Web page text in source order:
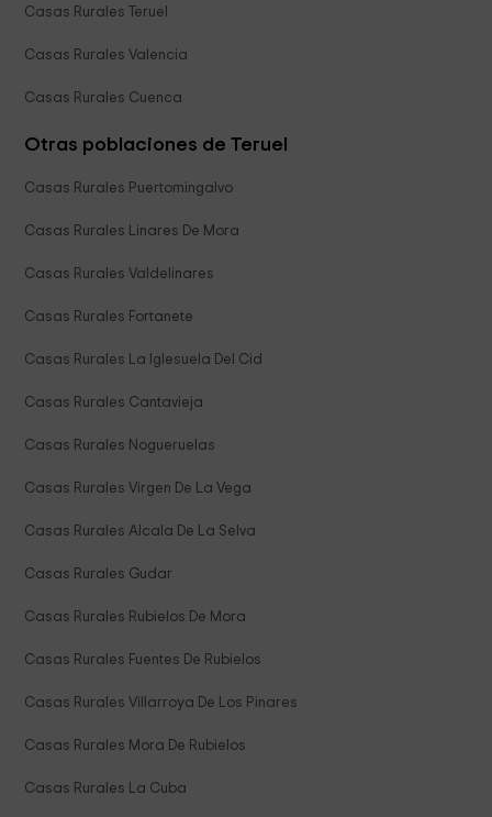
Casas Rurales Teruel
Casas Rurales Valencia
Casas Rurales Cuenca
Otras poblaciones de Teruel
Casas Rurales Puertomingalvo
Casas Rurales Linares De Mora
Casas Rurales Valdelinares
Casas Rurales Fortanete
Casas Rurales La Iglesuela Del Cid
Casas Rurales Cantavieja
Casas Rurales Nogueruelas
Casas Rurales Virgen De La Vega
Casas Rurales Alcala De La Selva
Casas Rurales Gudar
Casas Rurales Rubielos De Mora
Casas Rurales Fuentes De Rubielos
Casas Rurales Villarroya De Los Pinares
Casas Rurales Mora De Rubielos
Casas Rurales La Cuba